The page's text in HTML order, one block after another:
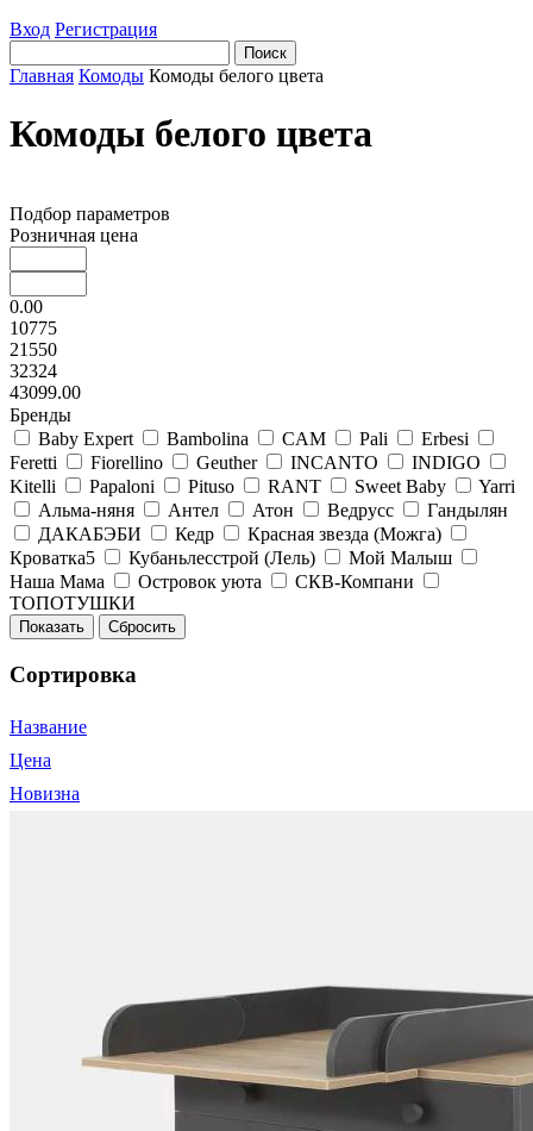
Вход Регистрация
Главная Комоды Комоды белого цвета
Комоды белого цвета
Подбор параметров
Розничная цена
0.00
10775
21550
32324
43099.00
Бренды
Baby Expert
Bambolina CAM Pali
Erbesi
Feretti
Fiorellino Geuther INCANTO
INDIGO
Kitelli
Papaloni Pituso RANT Sweet Baby
Yarri
Альма-няня
Антел Атон Ведрусс
Гандылян
ДАКАБЭБИ
Кедр
Красная звезда (Можга)
Кроватка5
Кубаньлесстрой (Лель)
Мой Малыш
Наша Мама
Островок уюта
СКВ-Компани
ТОПОТУШКИ
Сортировка
Название
Цена
Новизна